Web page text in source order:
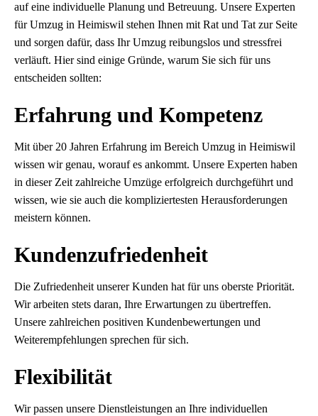
auf eine individuelle Planung und Betreuung. Unsere Experten
für Umzug in Heimiswil stehen Ihnen mit Rat und Tat zur Seite
und sorgen dafür, dass Ihr Umzug reibungslos und stressfrei
verläuft. Hier sind einige Gründe, warum Sie sich für uns
entscheiden sollten:
Erfahrung und Kompetenz
Mit über 20 Jahren Erfahrung im Bereich Umzug in Heimiswil
wissen wir genau, worauf es ankommt. Unsere Experten haben
in dieser Zeit zahlreiche Umzüge erfolgreich durchgeführt und
wissen, wie sie auch die kompliziertesten Herausforderungen
meistern können.
Kundenzufriedenheit
Die Zufriedenheit unserer Kunden hat für uns oberste Priorität.
Wir arbeiten stets daran, Ihre Erwartungen zu übertreffen.
Unsere zahlreichen positiven Kundenbewertungen und
Weiterempfehlungen sprechen für sich.
Flexibilität
Wir passen unsere Dienstleistungen an Ihre individuellen